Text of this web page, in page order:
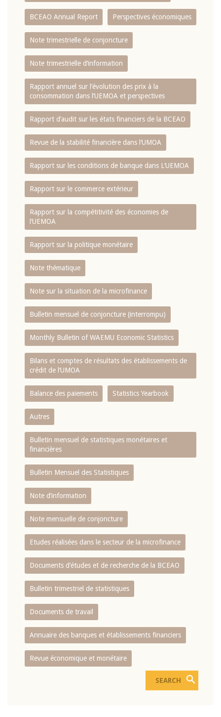
BCEAO Annual Report Perspectives économiques
Note trimestrielle de conjoncture
Note trimestrielle d‘information
Rapport annuel sur l‘évolution des prix à la
consommation dans l‘UEMOA et perspectives
Rapport d‘audit sur les états financiers de la BCEAO
Revue de la stabilité financière dans l‘UMOA
Rapport sur les conditions de banque dans L‘UEMOA
Rapport sur le commerce extérieur
Rapport sur la compétitivité des économies de
l‘UEMOA
Rapport sur la politique monétaire
Note thématique
Note sur la situation de la microfinance
Bulletin mensuel de conjoncture (interrompu)
Monthly Bulletin of WAEMU Economic Statistics
Bilans et comptes de résultats des établissements de
crédit de l‘UMOA
Balance des paiements Statistics Yearbook
Autres
Bulletin mensuel de statistiques monétaires et
financières
Bulletin Mensuel des Statistiques
Note d’information
Note mensuelle de conjoncture
Etudes réalisées dans le secteur de la microfinance
Documents d’études et de recherche de la BCEAO
Bulletin trimestriel de statistiques
Documents de travail
Annuaire des banques et établissements financiers
Revue économique et monétaire